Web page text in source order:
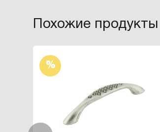
Похожие продукты
%